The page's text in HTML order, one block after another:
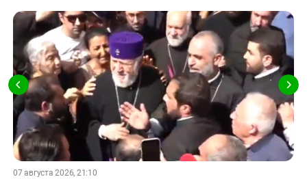
07 августа 2026, 21:10